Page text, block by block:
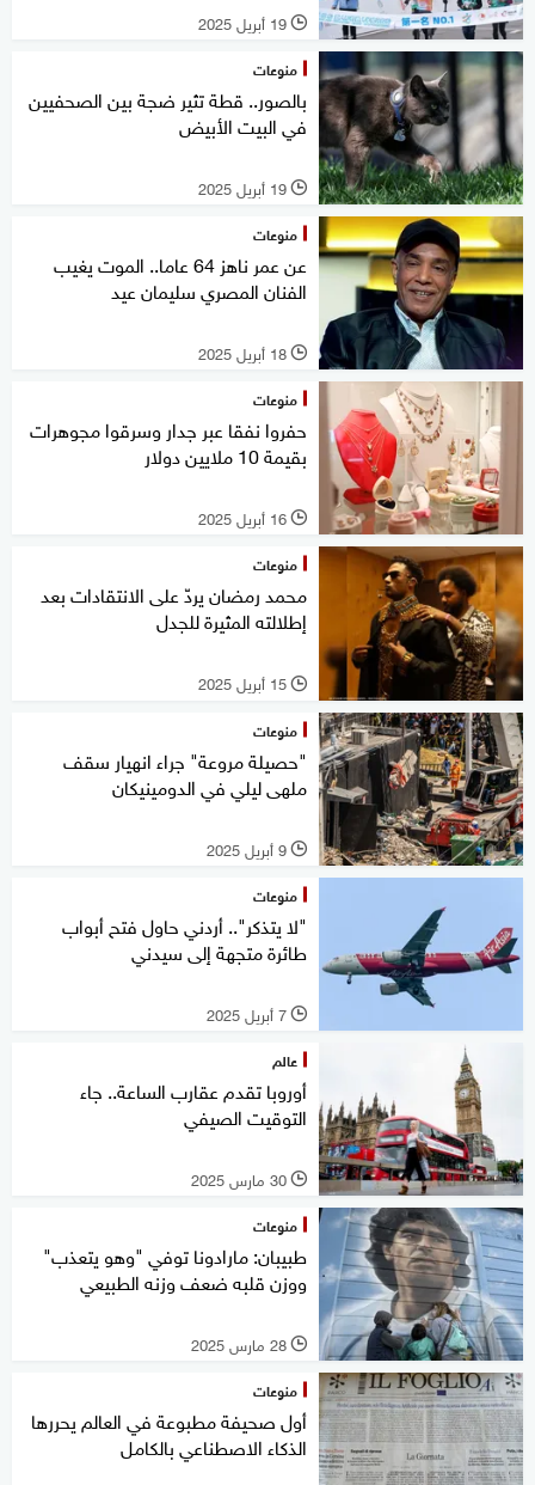
l 19 أبريل 2025
منوعات
بالصور.. قطة تثير ضجة بين الصحفيين
في البيت الأبيض
l 19 أبريل 2025
منوعات
عن عمر ناهز 64 عاما.. الموت يغيب
الفنان المصري سليمان عيد
l 18 أبريل 2025
منوعات
حفروا نفقا عبر جدار وسرقوا مجوهرات
بقيمة 10 ملايين دولار
l 16 أبريل 2025
منوعات
محمد رمضان يردّ على الانتقادات بعد
إطلالته المثيرة للجدل
l 15 أبريل 2025
منوعات
"حصيلة مروعة" جراء انهيار سقف
ملهى ليلي في الدومينيكان
l 9 أبريل 2025
منوعات
"لا يتذكر".. أردني حاول فتح أبواب
طائرة متجهة إلى سيدني
l 7 أبريل 2025
عالم
أوروبا تقدم عقارب الساعة.. جاء
التوقيت الصيفي
l 30 مارس 2025
منوعات
طبيبان: مارادونا توفي "وهو يتعذب"
ووزن قلبه ضعف وزنه الطبيعي
l 28 مارس 2025
منوعات
أول صحيفة مطبوعة في العالم يحررها
الذكاء الاصطناعي بالكامل